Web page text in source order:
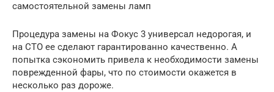
самостоятельной замены ламп
Процедура замены на Фокус 3 универсал недорогая, и
на СТО ее сделают гарантированно качественно. А
попытка сэкономить привела к необходимости замены
поврежденной фары, что по стоимости окажется в
несколько раз дороже.